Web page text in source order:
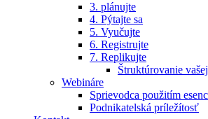
3. plánujte
4. Pýtajte sa
5. Vyučujte
6. Registrujte
7. Replikujte
Štruktúrovanie
Webináre
Sprievodca použitím
Podnikatelská príležítosť